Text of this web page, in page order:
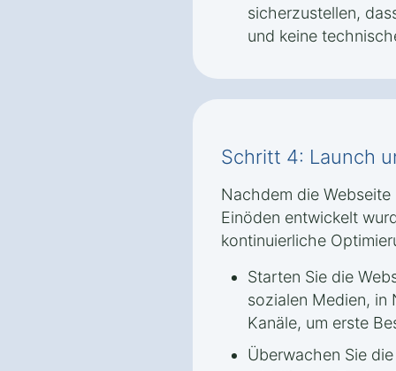
sicherzustellen,
und keine
Schritt 4: Launch
Nachdem die
Einöden entwickelt
kontinuierliche
Starten Sie die
sozialen Medien, in
Kanäle, um erste
Überwachen Sie